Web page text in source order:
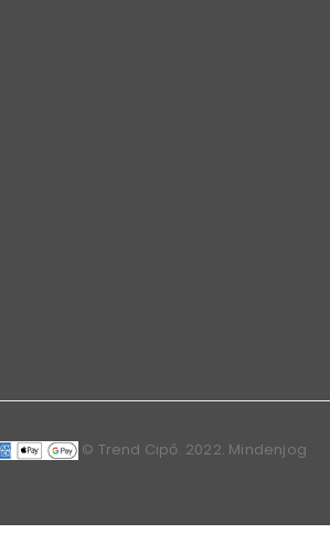
© Trend Cipő. 2022. Mindenjog